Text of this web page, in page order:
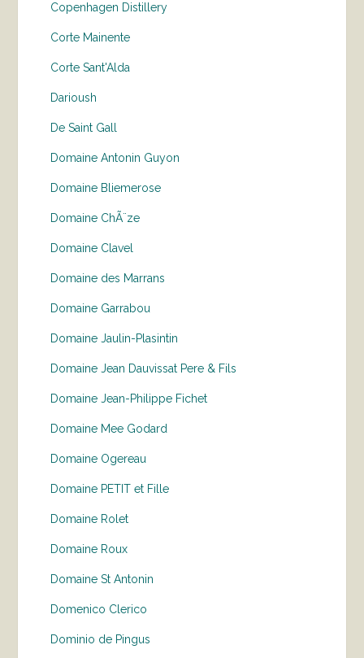
Copenhagen Distillery
Corte Mainente
Corte Sant'Alda
Darioush
De Saint Gall
Domaine Antonin Guyon
Domaine Bliemerose
Domaine ChÃ¨ze
Domaine Clavel
Domaine des Marrans
Domaine Garrabou
Domaine Jaulin-Plasintin
Domaine Jean Dauvissat Pere & Fils
Domaine Jean-Philippe Fichet
Domaine Mee Godard
Domaine Ogereau
Domaine PETIT et Fille
Domaine Rolet
Domaine Roux
Domaine St Antonin
Domenico Clerico
Dominio de Pingus